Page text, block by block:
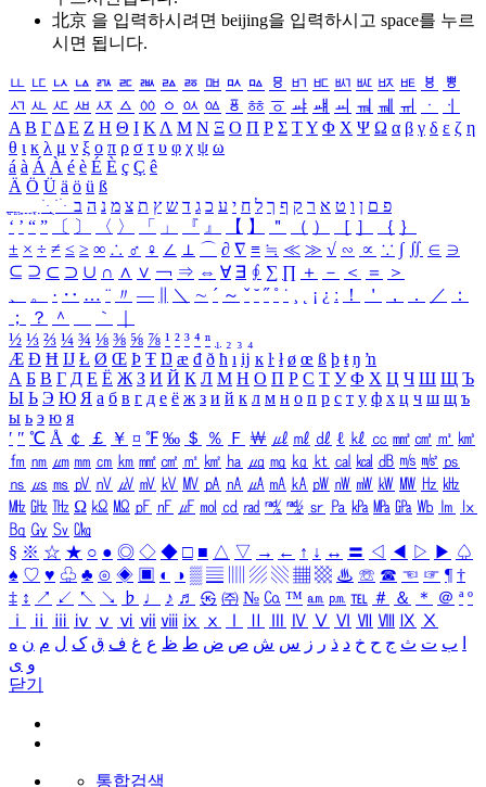
北京 을 입력하시려면 beijing을 입력하시고 space를 누르
시면 됩니다.
ㅥ ㅦ ㅧ ㅨ ㅩ ㅪ ㅫ ㅬ ㅭ ㅮ ㅯ ㅰ ㅱ ㅲ ㅳ ㅴ ㅵ ㅶ ㅷ ㅸ
ㅹ
ㅺ ㅻ ㅼ ㅽ ㅾ ㅿ ㆀ ㆁ ㆂ ㆃ ㆄ ㆅ ㆆ ㆇ ㆈ ㆉ ㆊ ㆋ ㆌ ㆍ
ㆎ
Α Β ΓΔ Ε Ζ Η Θ Ι ΚΛ Μ Ν Ξ Ο Π Ρ Σ ΤΥ Φ Χ Ψ Ω α β γ δ ε ζ η
θ ι κ λ μ ν ξ ο π ρ σ τ υ φ χ ψ ω
á à Á À é è É È ç Ç ê
Ä Ö Ü ä ö ü ß
ִֶֹ ֻּ ׁׂ פ ם ן ו ט א ר ק ף ך ל ח י ע כ ג ד ש ץ ת צ מ נ ה ב
‘ ’ “ ” 〔 〕 〈 〉 「 」 『 』 【 】 ＂ （ ） ［ ］ ｛ ｝
± × ÷ ≠ ≤ ≥ ∞ ∴ ♂ ♀ ∠ ⊥ ⌒ ∂ ∇ ≡ ≒ ≪ ≫ √ ∽ ∝ ∵ ∫ ∬ ∈ ∋
⊆ ⊇ ⊂ ⊃ ∪ ∩ ∧ ∨ ￢ ⇒ ⇔ ∀ ∃ ∮ ∑ ∏ ＋ － ＜ ＝
＞
、
。 · ‥ … ¨ 〃 ― ＼ ∼ ´ ～ ˇ ˘ ˝ ˚ ˙ ¸ ¡ ¿ ː ！ ＇ ， ． ／
：
；
？ ＾ ｀
½ ⅓ ⅔ ¼ ¾ ⅛ ⅜ ⅝ ⅞ ¹ ² ³ ⁴ ⁿ ₁ ₂ ₃ ₄
Æ Ð Ħ Ĳ Ł Ø Œ Þ Ŧ Ŋ æ đ ð ħ ı ĳ ĸ ŀ ł ø œ ß þ ŧ ŋ ŉ
А Б В Г Д Е Ё Ж З И Й К Л М Н О П Р С Т У Ф Х Ц Ч Ш Щ Ъ
Ы Ь Э Ю Я а б в г д е ё ж з и й к л м н о п р с т у ф х ц ч ш щ ъ
ы ь э ю я
′ ″ ℃ Å ￠ ￡ ￥ ¤ ℉ ‰ ＄ ％ Ｆ ￦ ㎕ ㎖ ㎗ ℓ ㎘ ㏄ ㎣ ㎤ ㎥ ㎦
㎙ ㎚ ㎛ ㎜ ㎝ ㎞ ㎟ ㎠ ㎡ ㎢ ㏊ ㎍ ㎎ ㎏ ㏏ ㎈ ㎉ ㏈ ㎧ ㎨ ㎰
㎱ ㎲ ㎳ ㎴ ㎵ ㎶ ㎷ ㎸ ㎹ ㎀ ㎁ ㎂ ㎃ ㎄ ㎺ ㎻ ㎽ ㎾ ㎿ ㎐ ㎑
㎒ ㎓ ㎔ Ω ㏀ ㏁ ㎊ ㎋ ㎌ ㏖ ㏅ ㎭ ㎮ ㎯ ㏛ ㎩ ㎪ ㎫ ㎬ ㏝ ㏐
㏓
㏃ ㏉ ㏜ ㏆
§ ※ ☆ ★ ○ ● ◎ ◇ ◆ □ ■ △ ▽ → ← ↑ ↓ ↔ 〓 ◁ ◀ ▷ ▶ ♤
♠ ♡ ♥ ♧ ♣ ⊙ ◈ ▣ ◐ ◑ ▒ ▤ ▨ ▧ ▦ ▩ ♨ ☏ ☎ ☜ ☞ ¶ †
‡ ↕ ↗ ↙ ↖ ↘ ♭ ♩ ♪ ♬ ㉿ ㈜ № ㏇ ™ ㏂ ㏘ ℡ ＃ ＆ ＊ ＠ ª º
ⅰ
ⅱ ⅲ ⅳ ⅴ ⅵ ⅶ ⅷ ⅸ ⅹ Ⅳ Ⅴ Ⅵ Ⅶ Ⅷ Ⅸ Ⅹ
ب ت ث ج ح خ د ذ ر ز س ش ص ض ط ظ ع غ ف ق ک ل م ن ه
و ی
닫기
통합검색